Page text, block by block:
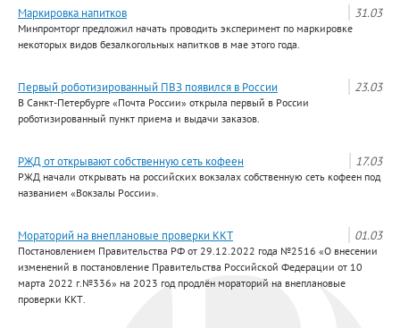
31.03
Маркировка напитков
Минпромторг предложил начать проводить эксперимент по маркировке
некоторых видов безалкогольных напитков в мае этого года.
23.03
Первый роботизированный ПВЗ появился в России
В Санкт-Петербурге «Почта России» открыла первый в России
роботизированный пункт приема и выдачи заказов.
17.03
РЖД от открывают собственную сеть кофеен
РЖД начали открывать на российских вокзалах собственную сеть кофеен под
названием «Вокзалы России».
01.03
Мораторий на внеплановые проверки ККТ
Постановлением Правительства РФ от 29.12.2022 года №2516 «О внесении
изменений в постановление Правительства Российской Федерации от 10
марта 2022 г.№336» на 2023 год продлён мораторий на внеплановые
проверки ККТ.